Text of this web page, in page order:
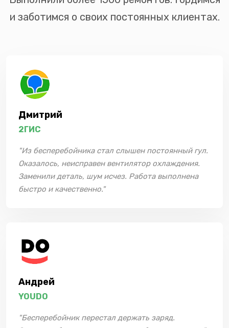
и заботимся о своих постоянных клиентах.
Дмитрий
2ГИС
"Из бесперебойника стал слышен постоянный гул.
Оказалось, неисправен вентилятор охлаждения.
Заменили деталь, шум исчез. Работа выполнена
быстро и качественно."
Андрей
YOUDO
"Бесперебойник перестал держать заряд.